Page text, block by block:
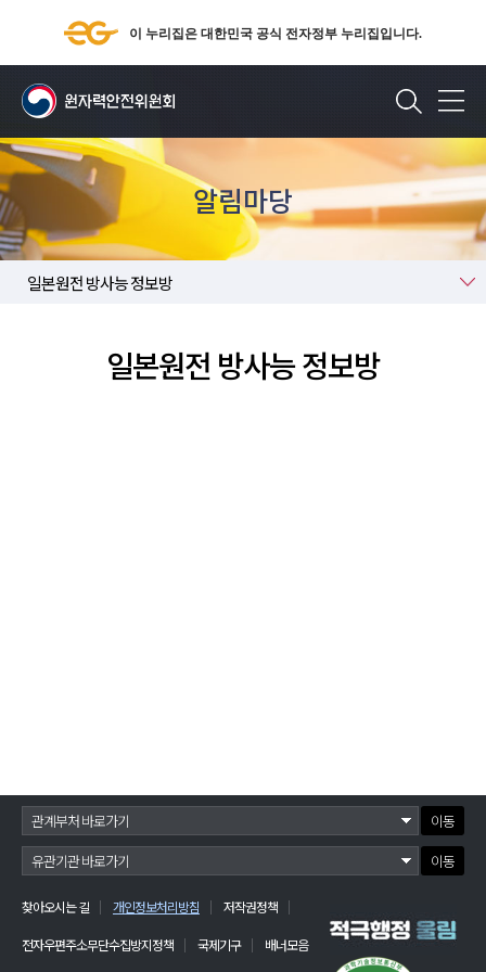
이 누리집은 대한민국 공식 전자정부 누리집입니다.
알림마당
일본원전 방사능 정보방
일본원전 방사능 정보방
찾아오시는 길 개인정보처리방침 저작권정책
전자우편주소무단수집방지정책 국제기구 배너모음
이동
이동